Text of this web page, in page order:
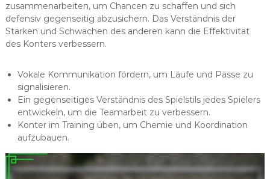
zusammenarbeiten, um Chancen zu schaffen und sich
defensiv gegenseitig abzusichern. Das Verständnis der
Stärken und Schwächen des anderen kann die Effektivität
des Konters verbessern.
Vokale Kommunikation fördern, um Läufe und Pässe zu
signalisieren.
Ein gegenseitiges Verständnis des Spielstils jedes Spielers
entwickeln, um die Teamarbeit zu verbessern.
Konter im Training üben, um Chemie und Koordination
aufzubauen.